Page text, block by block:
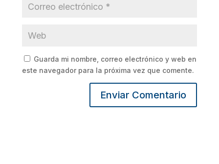
Guarda mi nombre, correo electrónico y web en
este navegador para la próxima vez que comente.